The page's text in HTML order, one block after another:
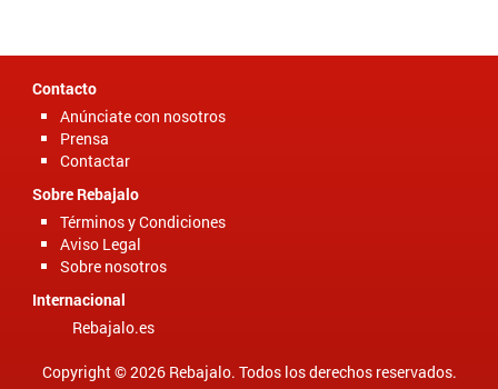
Contacto
Anúnciate con nosotros
Prensa
Contactar
Sobre Rebajalo
Términos y Condiciones
Aviso Legal
Sobre nosotros
Internacional
Rebajalo.es
Copyright © 2026 Rebajalo. Todos los derechos reservados.